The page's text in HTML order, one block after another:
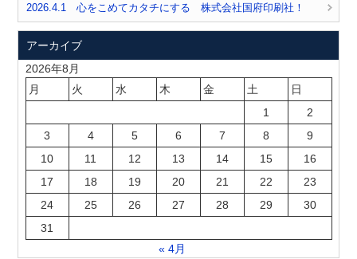
2026.4.1 心をこめてカタチにする 株式会社国府印刷社！
アーカイブ
2026年8月
月
火 水 木 金 土
日
1
2
3
4 5 6 7 8
9
10
11 12 13 14 15
16
17
18 19 20 21 22
23
24
25 26 27 28 29
30
31
« 4月